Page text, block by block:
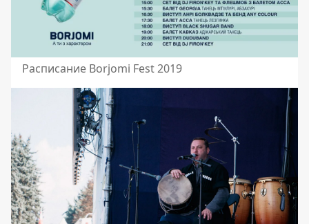
Расписание Borjomi Fest 2019